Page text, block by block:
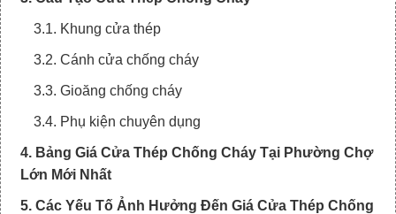
3.1. Khung cửa thép
3.2. Cánh cửa chống cháy
3.3. Gioăng chống cháy
3.4. Phụ kiện chuyên dụng
4. Bảng Giá Cửa Thép Chống Cháy Tại Phường Chợ
Lớn Mới Nhất
5. Các Yếu Tố Ảnh Hưởng Đến Giá Cửa Thép Chống